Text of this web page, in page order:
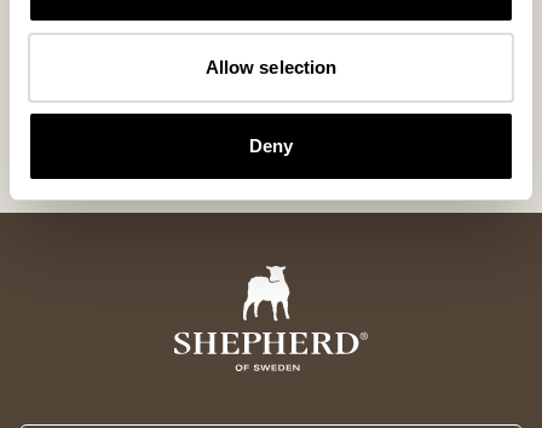
Allow selection
Deny
Alice fårskinnskudde
280 USD
200 USD